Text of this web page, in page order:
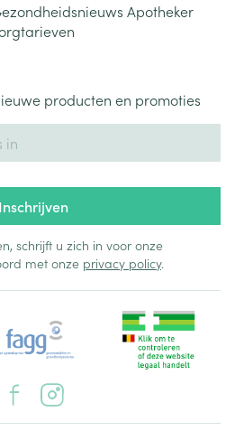
Apotheker
producten en promoties
Inschrijven
schrijft u zich in voor onze
met onze privacy policy.